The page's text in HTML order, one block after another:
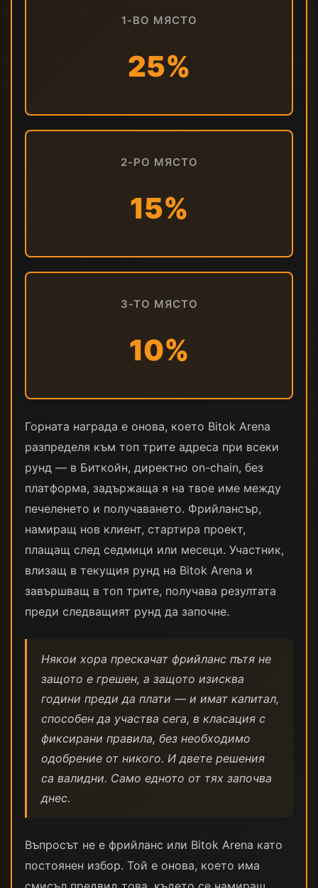
1-ВО МЯСТО
25%
2-РО МЯСТО
15%
3-ТО МЯСТО
10%
Горната награда е онова, което Bitok Arena
разпределя към топ трите адреса при всеки
рунд — в Биткойн, директно on-chain, без
платформа, задържаща я на твое имe между
печеленето и получаването. Фрийлансър,
намиращ нов клиент, стартира проект,
плащащ след седмици или месеци. Участник,
влизащ в текущия рунд на Bitok Arena и
завършващ в топ трите, получава резултата
преди следващият рунд да започне.
Някои хора прескачат фрийланс пътя не
защото е грешен, а защото изисква
години преди да плати — и имат капитал,
способен да участва сега, в класация с
фиксирани правила, без необходимо
одобрение от никого. И двете решения
са валидни. Само едното от тях започва
днес.
Въпросът не е фрийланс или Bitok Arena като
постоянен избор. Той е онова, което има